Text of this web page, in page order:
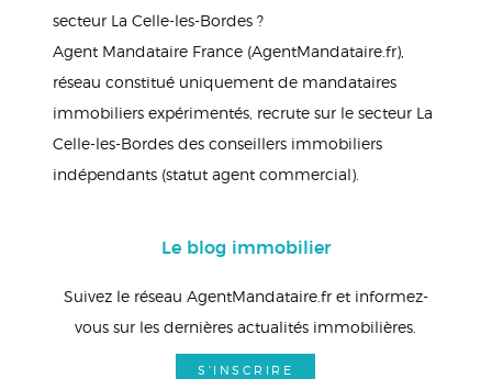
secteur La Celle-les-Bordes ?
Agent Mandataire France (AgentMandataire.fr),
réseau constitué uniquement de mandataires
immobiliers expérimentés, recrute sur le secteur La
Celle-les-Bordes des conseillers immobiliers
indépendants (statut agent commercial).
Le blog immobilier
Suivez le réseau AgentMandataire.fr et informez-
vous sur les dernières actualités immobilières.
S'INSCRIRE